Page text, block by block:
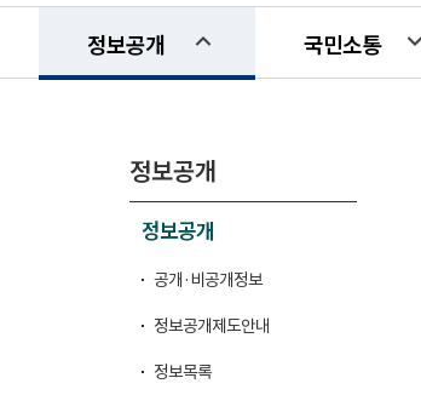
정보공개 국민소통
정보공개
정보공개
공개·비공개정보
정보공개제도안내
정보목록